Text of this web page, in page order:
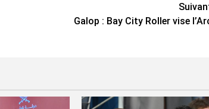
Galop : Bay City Roller vise